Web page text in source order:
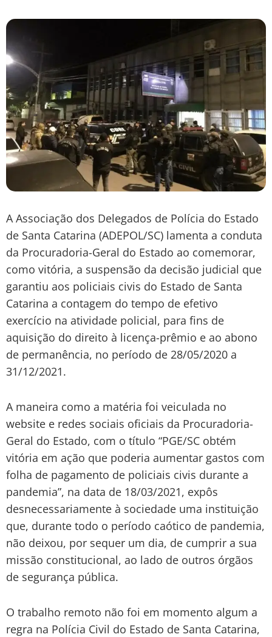
A Associação dos Delegados de Polícia do Estado
de Santa Catarina (ADEPOL/SC) lamenta a conduta
da Procuradoria-Geral do Estado ao comemorar,
como vitória, a suspensão da decisão judicial que
garantiu aos policiais civis do Estado de Santa
Catarina a contagem do tempo de efetivo
exercício na atividade policial, para fins de
aquisição do direito à licença-prêmio e ao abono
de permanência, no período de 28/05/2020 a
31/12/2021.
A maneira como a matéria foi veiculada no
website e redes sociais oficiais da Procuradoria-
Geral do Estado, com o título “PGE/SC obtém
vitória em ação que poderia aumentar gastos com
folha de pagamento de policiais civis durante a
pandemia”, na data de 18/03/2021, expôs
desnecessariamente à sociedade uma instituição
que, durante todo o período caótico de pandemia,
não deixou, por sequer um dia, de cumprir a sua
missão constitucional, ao lado de outros órgãos
de segurança pública.
O trabalho remoto não foi em momento algum a
regra na Polícia Civil do Estado de Santa Catarina,